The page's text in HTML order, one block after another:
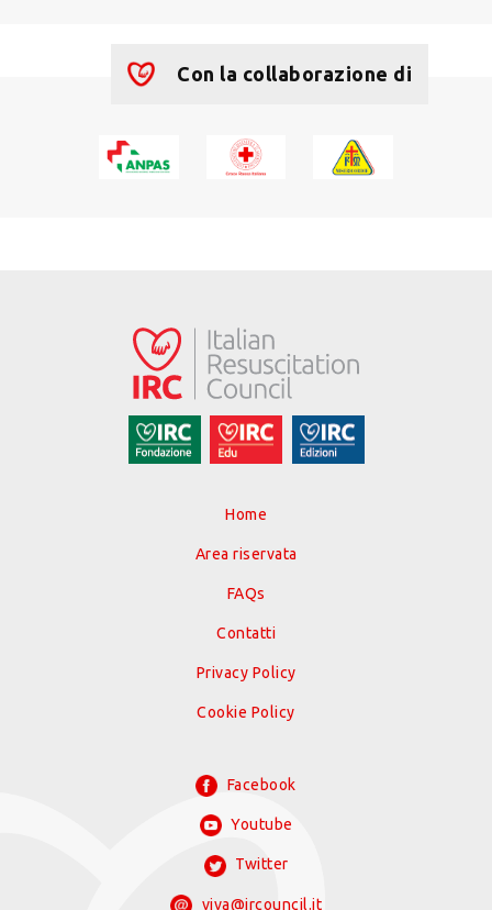
Con la collaborazione di
Home
Area riservata
FAQs
Contatti
Privacy Policy
Cookie Policy
Facebook
Youtube
Twitter
viva@ircouncil.it